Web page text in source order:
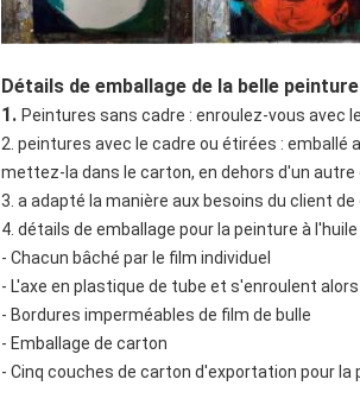
Détails de emballage de la belle
1. Peintures sans cadre : enroulez-vous avec
2. peintures avec le cadre ou étirées :
mettez-la dans le carton, en dehors d'un
3. a adapté la manière aux besoins du client
4. détails de emballage pour la peinture à l'huile
- Chacun bâché par le film individuel
- L'axe en plastique de tube et s'enroulent alors
- Bordures imperméables de film de bulle
- Emballage de carton
- Cinq couches de carton d'exportation pour la